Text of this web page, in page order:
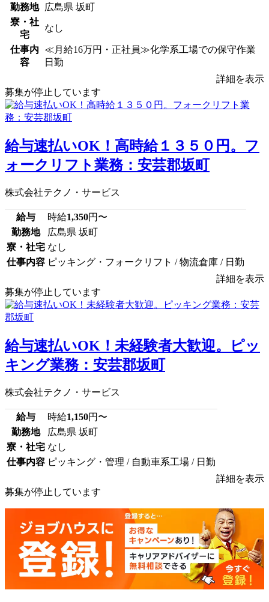
勤務地
広島県 坂町
寮・社
宅
なし
仕事内
容
≪月給16万円・正社員≫化学系工場での保守作業
日勤
詳細を表示
募集が停止しています
給与速払いOK！高時給１３５０円。フ
ォークリフト業務：安芸郡坂町
株式会社テクノ・サービス
給与 時給1,350円〜
勤務地
広島県 坂町
寮・社宅 なし
仕事内容 ピッキング・フォークリフト / 物流倉庫 / 日勤
詳細を表示
募集が停止しています
給与速払いOK！未経験者大歓迎。ピッ
キング業務：安芸郡坂町
株式会社テクノ・サービス
給与 時給1,150円〜
勤務地
広島県 坂町
寮・社宅 なし
仕事内容 ピッキング・管理 / 自動車系工場 / 日勤
詳細を表示
募集が停止しています